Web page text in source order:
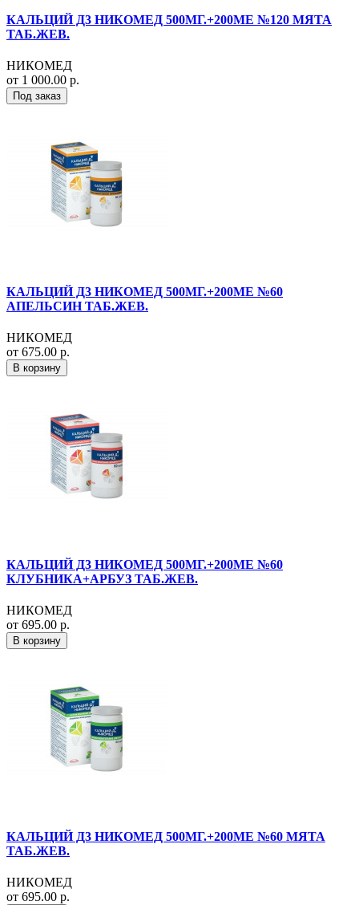
КАЛЬЦИЙ Д3 НИКОМЕД 500МГ.+200МЕ №120 МЯТА
ТАБ.ЖЕВ.
НИКОМЕД
от 1 000.00 р.
Под заказ
КАЛЬЦИЙ Д3 НИКОМЕД 500МГ.+200МЕ №60
АПЕЛЬСИН ТАБ.ЖЕВ.
НИКОМЕД
от 675.00 р.
В корзину
КАЛЬЦИЙ Д3 НИКОМЕД 500МГ.+200МЕ №60
КЛУБНИКА+АРБУЗ ТАБ.ЖЕВ.
НИКОМЕД
от 695.00 р.
В корзину
КАЛЬЦИЙ Д3 НИКОМЕД 500МГ.+200МЕ №60 МЯТА
ТАБ.ЖЕВ.
НИКОМЕД
от 695.00 р.